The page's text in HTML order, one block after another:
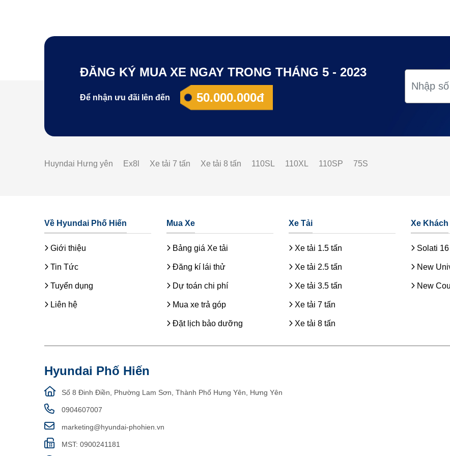
ĐĂNG KÝ MUA XE NGAY TRONG THÁNG 5 - 2023
Để nhận ưu đãi lên đến 50.000.000đ
Huyndai Hưng yên Ex8l Xe tải 7 tấn Xe tải 8 tấn 110SL 110XL 110SP 75S
Về Hyundai Phố Hiến
Giới thiệu
Tin Tức
Tuyển dụng
Liên hệ
Mua Xe
Bảng giá Xe tải
Đăng kí lái thử
Dự toán chi phí
Mua xe trả góp
Đặt lịch bảo dưỡng
Xe Tải
Xe tải 1.5 tấn
Xe tải 2.5 tấn
Xe tải 3.5 tấn
Xe tải 7 tấn
Xe tải 8 tấn
Xe Khách
Solati
New
New
Hyundai Phố Hiến
Số 8 Đinh Điền, Phường Lam Sơn, Thành Phố Hưng Yên, Hưng Yên
0904607007
marketing@hyundai-phohien.vn
MST: 0900241181